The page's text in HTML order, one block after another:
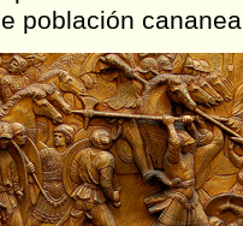
población